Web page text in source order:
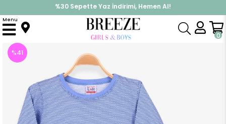
%30 Sepette Yaz İndirimi, Hemen Al!
İndirimlere ek %10 İndirimi Kap, Hemen Üye Ol!
0
Menu
Anasayfa Pijama & İç Giyim ERKEK Pijama Takımı
%41